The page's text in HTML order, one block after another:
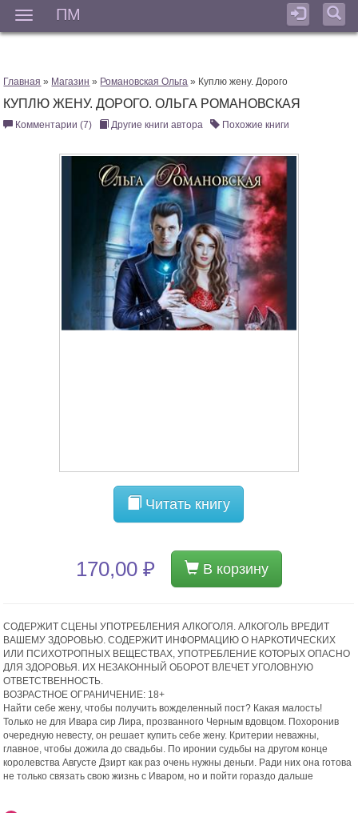
ПМ
Главная » Магазин » Романовская Ольга » Куплю жену. Дорого
КУПЛЮ ЖЕНУ. ДОРОГО. ОЛЬГА РОМАНОВСКАЯ
Комментарии (7) Другие книги автора Похожие книги
Читать книгу
170,00 ₽ В корзину
СОДЕРЖИТ СЦЕНЫ УПОТРЕБЛЕНИЯ АЛКОГОЛЯ. АЛКОГОЛЬ ВРЕДИТ
ВАШЕМУ ЗДОРОВЬЮ. СОДЕРЖИТ ИНФОРМАЦИЮ О НАРКОТИЧЕСКИХ
ИЛИ ПСИХОТРОПНЫХ ВЕЩЕСТВАХ, УПОТРЕБЛЕНИЕ КОТОРЫХ ОПАСНО
ДЛЯ ЗДОРОВЬЯ. ИХ НЕЗАКОННЫЙ ОБОРОТ ВЛЕЧЕТ УГОЛОВНУЮ
ОТВЕТСТВЕННОСТЬ.
ВОЗРАСТНОЕ ОГРАНИЧЕНИЕ: 18+
Найти себе жену, чтобы получить вожделенный пост? Какая малость!
Только не для Ивара сир Лира, прозванного Черным вдовцом. Похоронив
очередную невесту, он решает купить себе жену. Критерии неважны,
главное, чтобы дожила до свадьбы. По иронии судьбы на другом конце
королевства Августе Дзирт как раз очень нужны деньги. Ради них она готова
не только связать свою жизнь с Иваром, но и пойти гораздо дальше